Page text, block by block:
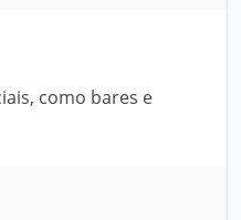
como bares e